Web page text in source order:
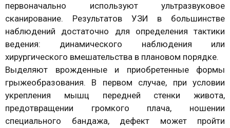
первоначально используют ультразвуковое
сканирование. Результатов УЗИ в большинстве
наблюдений достаточно для определения тактики
ведения: динамического наблюдения или
хирургического вмешательства в плановом порядке.
Выделяют врожденные и приобретенные формы
грыжеобразования. В первом случае, при условии
укрепления мышц передней стенки живота,
предотвращении громкого плача, ношении
специального бандажа, дефект может пройти